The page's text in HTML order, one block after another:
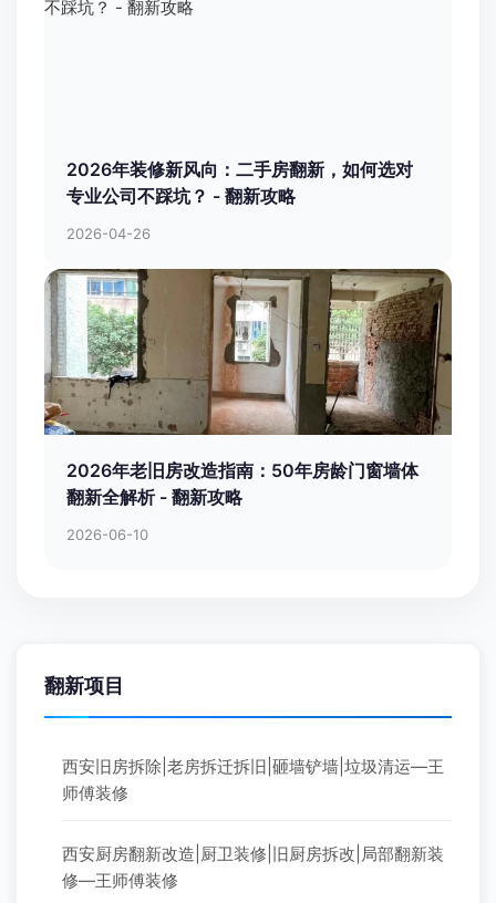
2026年装修新风向：二手房翻新，如何选对
专业公司不踩坑？ - 翻新攻略
2026-04-26
2026年老旧房改造指南：50年房龄门窗墙体
翻新全解析 - 翻新攻略
2026-06-10
翻新项目
西安旧房拆除|老房拆迁拆旧|砸墙铲墙|垃圾清运—王
师傅装修
西安厨房翻新改造|厨卫装修|旧厨房拆改|局部翻新装
修—王师傅装修